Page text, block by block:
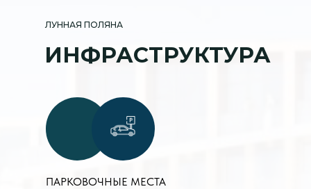
ИНФРАСТРУКТУРА
ЛУННАЯ ПОЛЯНА
ПАРКОВОЧНЫЕ МЕСТА